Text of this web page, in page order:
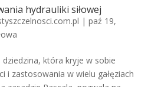
hydrauliki siłowej
| paź 19,
dziedzina, która kryje w sobie
i zastosowania w wielu gałęziach